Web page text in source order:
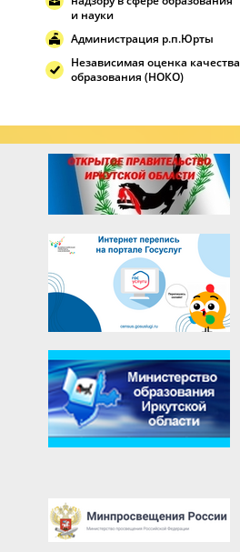
и науки
Администрация р.п.Юрты
Независимая оценка качества
образования (НОКО)